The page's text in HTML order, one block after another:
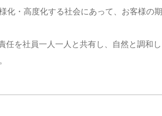
化・高度化する社会にあって、お客様の期
任を社員一人一人と共有し、自然と調和し